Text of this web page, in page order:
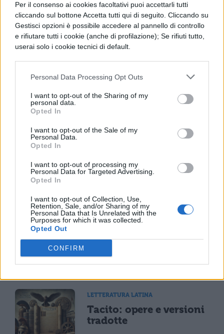
Per il consenso ai cookies facoltativi puoi accettarli tutti
cliccando sul bottone Accetta tutti qui di seguito. Cliccando su
Gestisci opzioni è possibile accedere al pannello di controllo
e rifiutare tutti i cookie (anche di profilazione); Se rifiuti tutto,
userai solo i cookie tecnici di default.
Personal Data Processing Opt Outs
I want to opt-out of the Sharing of my
personal data.
Opted In
I want to opt-out of the Sale of my
Personal Data.
Opted In
I want to opt-out of processing my
Personal Data for Targeted Advertising.
Opted In
I want to opt-out of Collection, Use,
Retention, Sale, and/or Sharing of my
Personal Data that Is Unrelated with the
Purposes for which it was collected.
Opted Out
CONFIRM
LETTERATURA LATINA
La Commedia di Plauto
LETTERATURA LATINA
Riassunto libro per
Riassunto e Analisi
Libro 11 Eneide
LETTERATURA LATINA
Tibullo: opere e
LETTERATURA LATINA
Tacito: opere e versioni
tradotte